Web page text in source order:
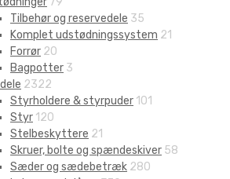
Tilbehør og reservedele 35
Komplet udstødningssystem 21
Forrør 20
Bagpotter 3
2322
Styrholdere & styrpuder 101
Styr 120
Stelbeskyttere 21
Skruer, bolte og spændeskiver 58
Sæder og sædebetræk 280